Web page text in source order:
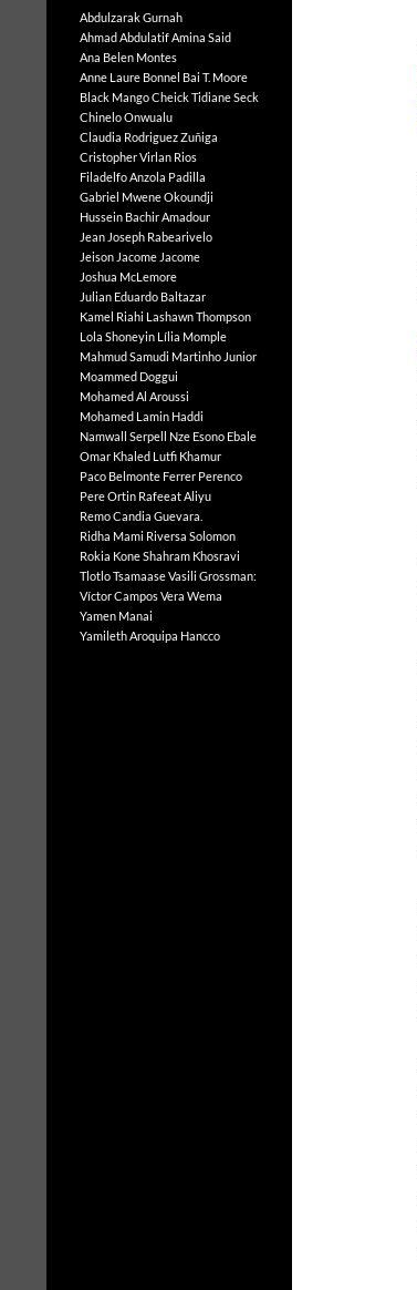
Abdulzarak Gurnah
Ahmad AbdulatifAmina Said
Ana Belen Montes
Anne Laure Bonnel Bai T. Moore
Black MangoCheick Tidiane Seck
Chinelo Onwualu
Claudia Rodriguez Zuñiga
Cristopher Virlan Rios
Filadelfo Anzola Padilla
Gabriel Mwene Okoundji
Hussein Bachir Amadour
Jean Joseph Rabearivelo
Jeison Jacome Jacome
Joshua McLemore
Julian Eduardo Baltazar
Kamel Riahi Lashawn Thompson
Lola Shoneyin Lília Momple
Mahmud Samudi Martinho Junior
Moammed Doggui
Mohamed Al Aroussi
Mohamed Lamin Haddi
Namwall Serpell Nze Esono Ebale
Omar Khaled Lutfi Khamur
Paco Belmonte Ferrer Perenco
Pere Ortin Rafeeat Aliyu
Remo Candia Guevara.
Ridha Mami Riversa Solomon
Rokia KoneShahram Khosravi
Tlotlo TsamaaseVasili Grossman:
Víctor Campos Vera Wema
Yamen Manai
Yamileth Aroquipa Hancco